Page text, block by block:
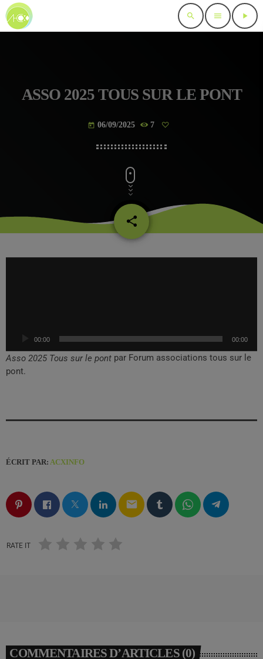
search menu play_arrow
ASSO 2025 TOUS SUR LE PONT
today 06/09/2025 7
share
email
a
u
00:00 00:00
Asso 2025 Tous sur le pont par Forum associations tous sur le
pont.
ÉCRIT PAR: ACXINFO
email
RATE IT
COMMENTAIRES D’ARTICLES (0)